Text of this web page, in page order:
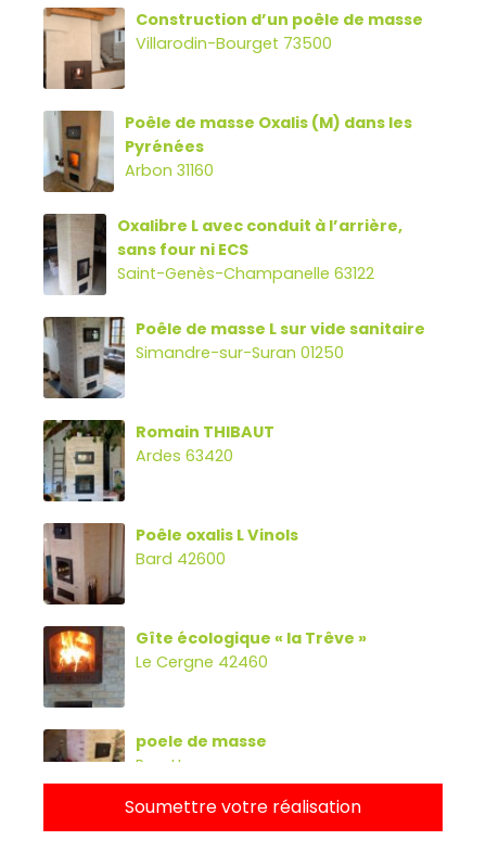
Construction d’un poêle de masse
Villarodin-Bourget 73500
Poêle de masse Oxalis (M) dans les
Pyrénées
Arbon 31160
Oxalibre L avec conduit à l’arrière,
sans four ni ECS
Saint-Genès-Champanelle 63122
Poêle de masse L sur vide sanitaire
Simandre-sur-Suran 01250
Romain THIBAUT
Ardes 63420
Poêle oxalis L Vinols
Bard 42600
Gîte écologique « la Trêve »
Le Cergne 42460
poele de masse
Parette
Soumettre votre réalisation